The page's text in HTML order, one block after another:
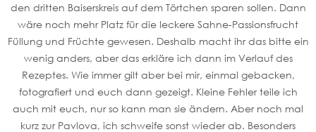
den dritten Baiserskreis auf dem Törtchen sparen sollen. Dann
wäre noch mehr Platz für die leckere Sahne-Passionsfrucht
Füllung und Früchte gewesen. Deshalb macht ihr das bitte ein
wenig anders, aber das erkläre ich dann im Verlauf des
Rezeptes. Wie immer gilt aber bei mir, einmal gebacken,
fotografiert und euch dann gezeigt. Kleine Fehler teile ich
auch mit euch, nur so kann man sie ändern. Aber noch mal
kurz zur Pavlova, ich schweife sonst wieder ab. Besonders